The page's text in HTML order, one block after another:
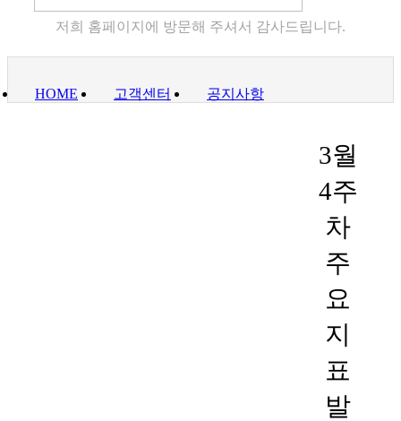
저희 홈페이지에 방문해 주셔서 감사드립니다.
HOME 고객센터 공지사항
3월
4주
차
주
요
지
표
발